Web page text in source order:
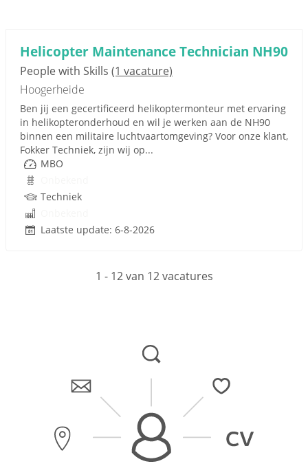
Helicopter Maintenance Technician NH90
People with Skills (1 vacature)
Hoogerheide
Ben jij een gecertificeerd helikoptermonteur met ervaring
in helikopteronderhoud en wil je werken aan de NH90
binnen een militaire luchtvaartomgeving? Voor onze klant,
Fokker Techniek, zijn wij op...
MBO
Techniek
Laatste update: 6-8-2026
1 - 12 van 12 vacatures